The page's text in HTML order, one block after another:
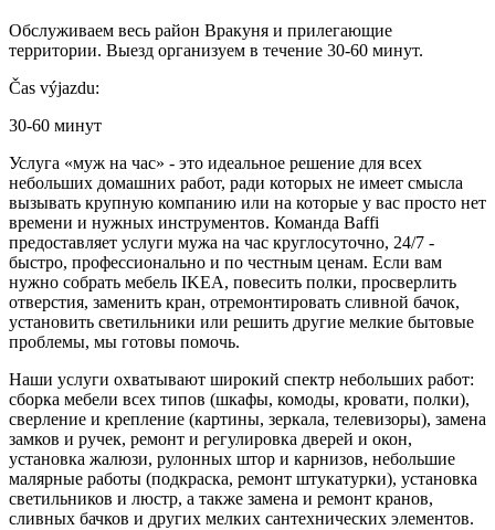
Обслуживаем весь район Вракуня и прилегающие
территории. Выезд организуем в течение 30-60 минут.
Čas výjazdu:
30-60 минут
Услуга «муж на час» - это идеальное решение для всех
небольших домашних работ, ради которых не имеет смысла
вызывать крупную компанию или на которые у вас просто нет
времени и нужных инструментов. Команда Baffi
предоставляет услуги мужа на час круглосуточно, 24/7 -
быстро, профессионально и по честным ценам. Если вам
нужно собрать мебель IKEA, повесить полки, просверлить
отверстия, заменить кран, отремонтировать сливной бачок,
установить светильники или решить другие мелкие бытовые
проблемы, мы готовы помочь.
Наши услуги охватывают широкий спектр небольших работ:
сборка мебели всех типов (шкафы, комоды, кровати, полки),
сверление и крепление (картины, зеркала, телевизоры), замена
замков и ручек, ремонт и регулировка дверей и окон,
установка жалюзи, рулонных штор и карнизов, небольшие
малярные работы (подкраска, ремонт штукатурки), установка
светильников и люстр, а также замена и ремонт кранов,
сливных бачков и других мелких сантехнических элементов.